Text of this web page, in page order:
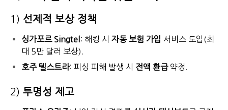
1) 선제적 보상 정책
싱가포르 Singtel : 해킹 시 자동 보험 가입 서비스 도입(최
대 5만 달러 보상).
호주 텔스트라: 피싱 피해 발생 시 전액 환급약정.
2) 투명성 제고